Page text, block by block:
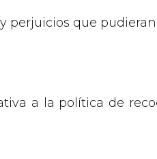
perjuicios que
a la política de